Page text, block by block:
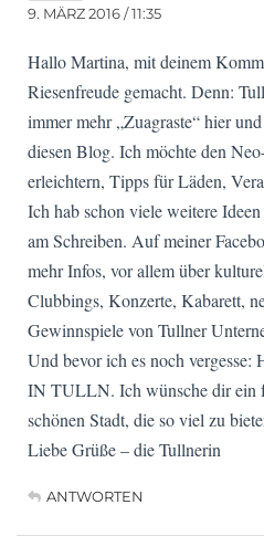
9. MÄRZ 2016 / 11:35
Hallo Martina, mit deinem
Riesenfreude gemacht. Denn:
immer mehr „Zuagraste“ hier
diesen Blog. Ich möchte den
erleichtern, Tipps für Läden,
Ich hab schon viele weitere
am Schreiben. Auf meiner
mehr Infos, vor allem über
Clubbings, Konzerte, Kabarett,
Gewinnspiele von Tullner
Und bevor ich es noch
IN TULLN. Ich wünsche dir ein
schönen Stadt, die so viel zu
Liebe Grüße – die Tullnerin
ANTWORTEN